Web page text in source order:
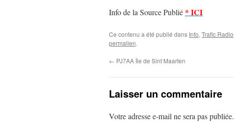
Info de la Source Publié * ICI
Ce contenu a été publié dans Info, Trafic Radio
permalien.
← PJ7AA Île de Sint Maarten
Laisser un commentaire
Votre adresse e-mail ne sera pas publiée.